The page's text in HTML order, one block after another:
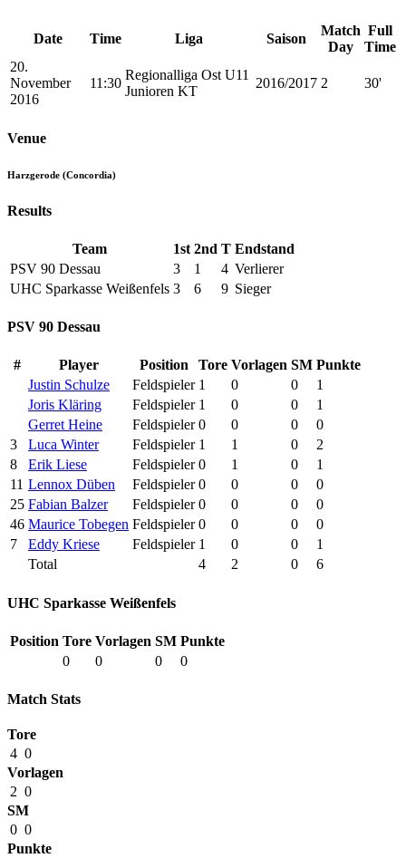
Date Time Liga Saison
Match
Day
Full
Time
20.
November
2016
11:30
Regionalliga Ost U11
Junioren KT
2016/2017 2 30'
Venue
Harzgerode (Concordia)
Results
Team 1st 2nd T Endstand
PSV 90 Dessau
3 1 4 Verlierer
UHC Sparkasse Weißenfels 3 6 9 Sieger
PSV 90 Dessau
# Player Position Tore Vorlagen SM Punkte
Justin Schulze
Feldspieler 1 0 0
1
Joris Kläring
Feldspieler 1 0 0
1
Gerret Heine
Feldspieler 0 0 0
0
3
Luca Winter Feldspieler 1 1 0
2
8
Erik Liese Feldspieler 0 1 0
1
11 Lennox Düben Feldspieler 0 0 0
0
25 Fabian Balzer Feldspieler 0 0 0
0
46 Maurice Tobegen Feldspieler 0 0 0
0
7
Eddy Kriese Feldspieler 1 0 0
1
Total
4 2 0 6
UHC Sparkasse Weißenfels
Position Tore Vorlagen SM Punkte
0
0 0 0
Match Stats
Tore
4 0
Vorlagen
2 0
SM
0 0
Punkte